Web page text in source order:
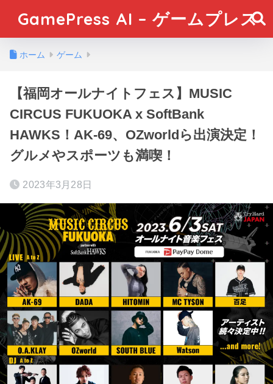
GamePress AI – ゲームプレス
ホーム ゲーム
【福岡オールナイトフェス】MUSIC
CIRCUS FUKUOKA x SoftBank
HAWKS！AK-69、OZworldら出演決定！
グルメやスポーツも満喫！
2023年3月28日